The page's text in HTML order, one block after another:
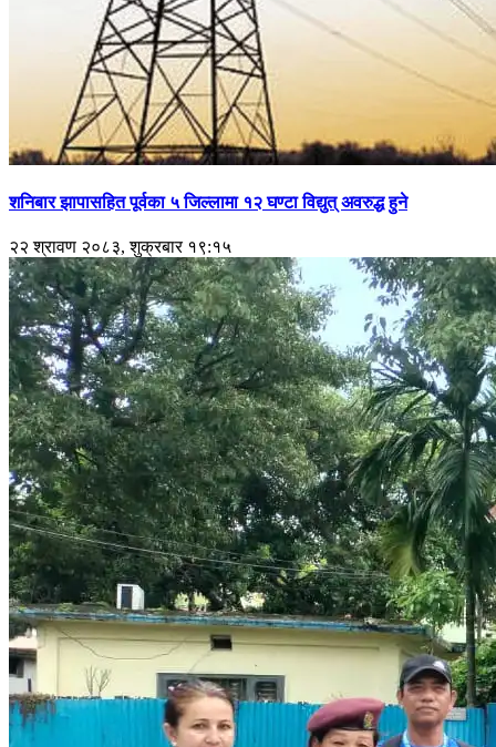
शनिबार झापासहित पूर्वका ५ जिल्लामा १२ घण्टा विद्युत् अवरुद्ध हुने
२२ श्रावण २०८३, शुक्रबार १९:१५